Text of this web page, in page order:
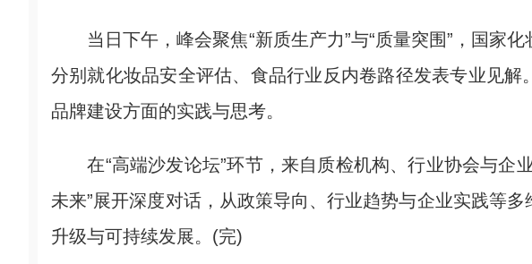
当日下午，峰会聚焦“新质生产力”与“质量突围”，国家化
分别就化妆品安全评估、食品行业反内卷路径发表专业见
品牌建设方面的实践与思考。
在“高端沙发论坛”环节，来自质检机构、行业协会与企
未来”展开深度对话，从政策导向、行业趋势与企业实践等
升级与可持续发展。(完)